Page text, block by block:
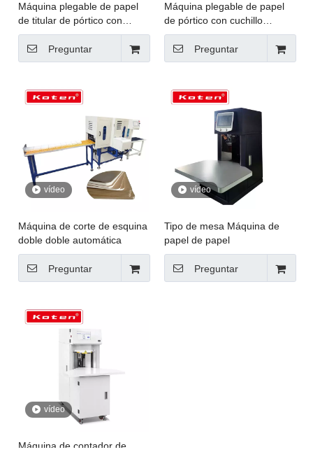
Máquina plegable de papel
de titular de pórtico con
cuchillo eléctrico
Preguntar
Máquina plegable de papel
de pórtico con cuchillo
eléctrico
Preguntar
vídeo
Máquina de corte de esquina
doble doble automática
Preguntar
vídeo
Tipo de mesa Máquina de
papel de papel
Preguntar
vídeo
Máquina de contador de